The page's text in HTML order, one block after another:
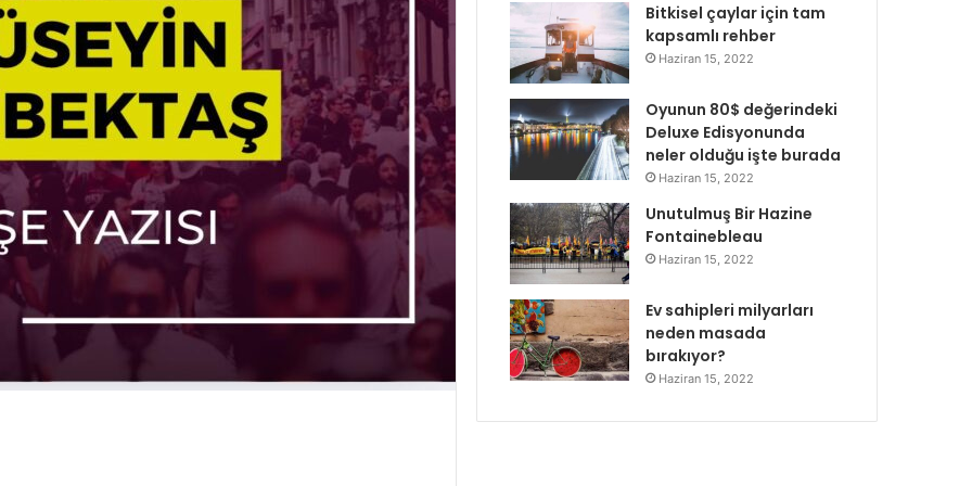
Bitkisel çaylar için tam
kapsamlı rehber
Haziran 15, 2022
Oyunun 80$ değerindeki
Deluxe Edisyonunda
neler olduğu işte burada
Haziran 15, 2022
Unutulmuş Bir Hazine
Fontainebleau
Haziran 15, 2022
Ev sahipleri milyarları
neden masada
bırakıyor?
Haziran 15, 2022